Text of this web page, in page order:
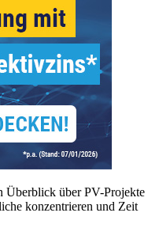
Überblick über PV-Projekte
konzentrieren und Zeit